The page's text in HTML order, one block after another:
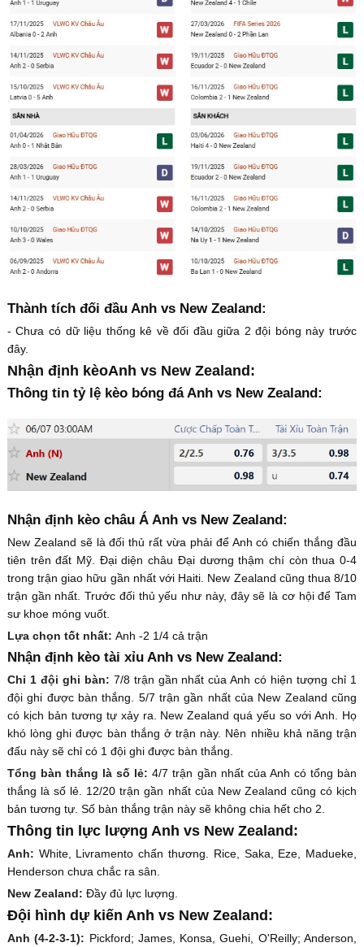
Thành tích đối đầu Anh vs New Zealand:
- Chưa có dữ liệu thống kê về đối đầu giữa 2 đội bóng này trước
đây.
Nhận định kèoAnh vs New Zealand:
Thông tin tỷ lệ kèo bóng đá Anh vs New Zealand:
Nhận định kèo châu Á Anh vs New Zealand:
New Zealand sẽ là đối thủ rất vừa phải để Anh có chiến thắng đầu
tiên trên đất Mỹ. Đại diện châu Đại dương thậm chí còn thua 0-4
trong trận giao hữu gần nhất với Haiti. New Zealand cũng thua 8/10
trận gần nhất. Trước đối thủ yếu như này, đây sẽ là cơ hội để Tam
sư khoe móng vuốt.
Lựa chọn tốt nhất: Anh -2 1/4 cả trận
Nhận định kèo tài xỉu Anh vs New Zealand:
Chỉ 1 đội ghi bàn: 7/8 trận gần nhất của Anh có hiện tượng chỉ 1
đội ghi được bàn thắng. 5/7 trận gần nhất của New Zealand cũng
có kịch bản tương tự xảy ra. New Zealand quá yếu so với Anh. Họ
khó lòng ghi được bàn thắng ở trận này. Nên nhiều khả năng trận
đấu này sẽ chỉ có 1 đội ghi được bàn thắng.
Tổng bàn thắng là số lẻ: 4/7 trận gần nhất của Anh có tổng bàn
thắng là số lẻ. 12/20 trận gần nhất của New Zealand cũng có kịch
bản tương tự. Số bàn thắng trận này sẽ không chia hết cho 2.
Thông tin lực lượng Anh vs New Zealand:
Anh: White, Livramento chấn thương. Rice, Saka, Eze, Madueke,
Henderson chưa chắc ra sân.
New Zealand: Đầy đủ lực lượng.
Đội hình dự kiến Anh vs New Zealand:
Anh (4-2-3-1): Pickford; James, Konsa, Guehi, O'Reilly; Anderson,